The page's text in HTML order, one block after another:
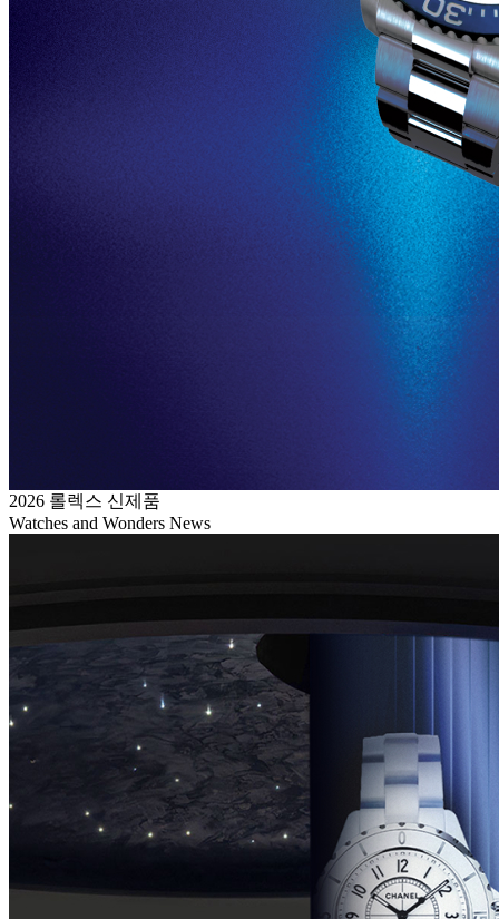
2026 롤렉스 신제품
Watches and Wonders News